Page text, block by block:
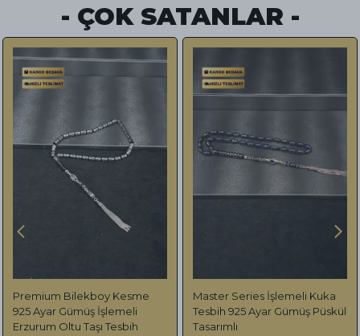
- ÇOK SATANLAR -
Premium Bilekboy Kesme
925 Ayar Gümüş İşlemeli
Erzurum Oltu Taşı Tesbih
Master Series İşlemeli Kuka
Tesbih 925 Ayar Gümüş Püskül
Tasarımlı